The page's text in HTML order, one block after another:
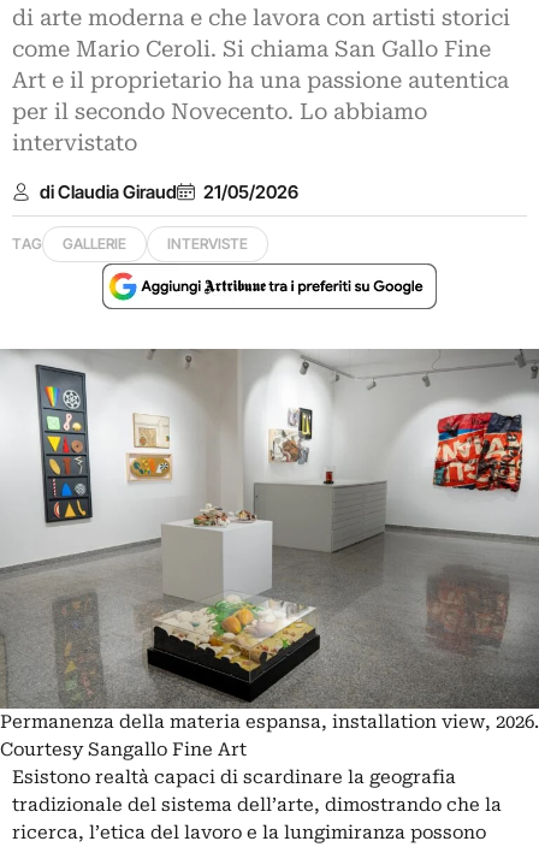
di arte moderna e che lavora con artisti storici
come Mario Ceroli. Si chiama San Gallo Fine
Art e il proprietario ha una passione autentica
per il secondo Novecento. Lo abbiamo
intervistato
di Claudia Giraud 21/05/2026
TAG GALLERIE INTERVISTE
Permanenza della materia espansa, installation view, 2026.
Courtesy Sangallo Fine Art
Esistono realtà capaci di scardinare la geografia
tradizionale del sistema dell’arte, dimostrando che la
ricerca, l’etica del lavoro e la lungimiranza possono